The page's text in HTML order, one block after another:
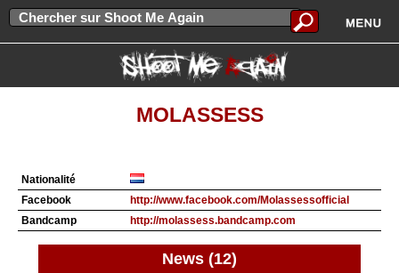
MOLASSESS
Nationalité
Facebook
http://www.facebook.com/Molassessofficial
Bandcamp
http://molassess.bandcamp.com
News (12)